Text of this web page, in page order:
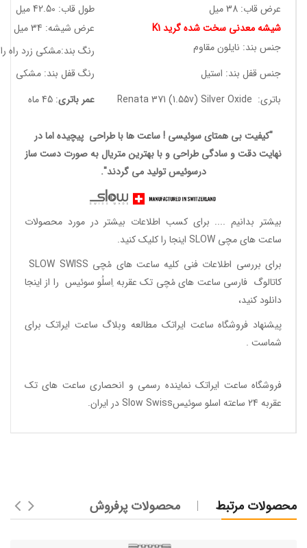
عرض قاب: 38 میل
طول قاب: 42.50 میل
شیشه معدنی سخت شده گرید K1
عرض شیشه: 34 میل
جنس بند: نایلون مقاوم
رنگ بند:مشکی زرد راه
جنس قفل بند: استیل
رنگ قفل بند: مشکی
باتری: Renata 371 (1.55v) Silver Oxide
عمر باتری: 45 ماه
"کیفیت بی همتای سوئیسی ! ساعت ها با طراحی پیچیده اما در
نهایت دقت و سادگی طراحی و با بهترین متریال به صورت دست ساز
درسوئیس تولید می گردند".
بیشتر بدانیم .... برای کسب اطلاعات بیشتر در مورد محصولات
ساعت های مچی SLOW اینجا را کلیک کنید.
برای بررسی اطلاعات فنی کلیه ساعت های مُچی SLOW SWISS
کاتالوگ فارسی ساعت های مُچی تک عقربه اِسلُو سوئیس را از اینجا
دانلود کنید،
پیشنهاد فروشگاه ساعت ایراتک مطالعه وبلاگ ساعت ایراتک برای
شماست .
فروشگاه ساعت ایراتک نماینده رسمی و انحصاری ساعت های تک
عقربه 24 ساعته اسلو سوئیسSlow Swiss در ایران
.
محصولات مرتبط محصولات پرفروش